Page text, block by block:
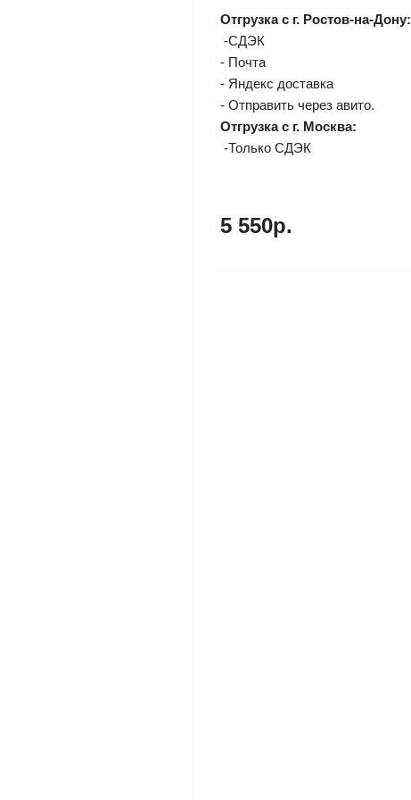
Отгрузка с г. Ростов-на-Дону:
-СДЭК
- Почта
- Яндекс доставка
- Отправить через авито.
Отгрузка с г. Москва:
-Только СДЭК
5 550р.